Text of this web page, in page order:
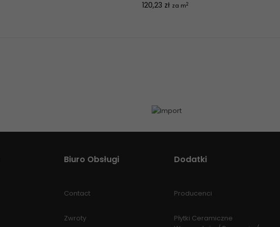
Cena
120,23 zł za m2
Biuro Obsługi
Contact
Zwroty
Dodatki
Producenci
Płytki Ceramiczne